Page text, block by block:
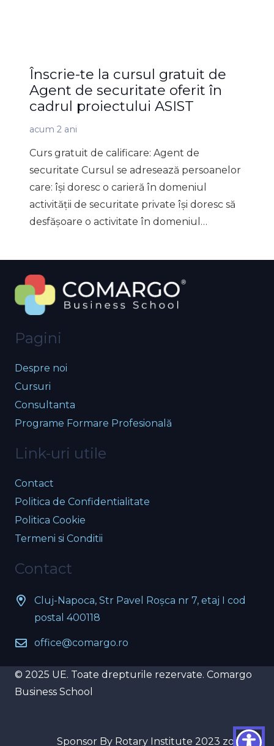
Înscrie-te la cursul gratuit de
Agent de securitate oferit în
cadrul proiectului ASIST
acum 2 ani
Curs gratuit de calificare: Agent de
securitate Cursul se adresează persoanelor
care: își doresc o carieră în domeniul
activității de securitate private își doresc să
desfășoare o activitate în domeniul…
Pagini
Despre noi
Cursuri
Consultanta
Programe Formare Profesională
Link-uri utile
Contact
Politica de Confidentialitate
Politica Cookie
Termeni si Conditii
Contact
Cluj-Napoca, Str Pavel Roșca nr 7, etaj I cod
postal 400118
office@comargo.ro
© 2025 UE. Toate drepturile rezervate. Comargo
Business School
Sponsor By Rotary Institute 2023 zone 21